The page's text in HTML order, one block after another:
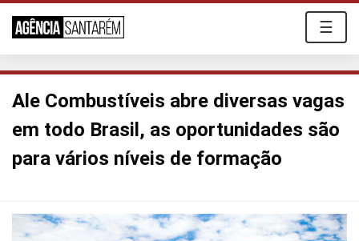
☰
Ale Combustíveis abre diversas vagas
em todo Brasil, as oportunidades são
para vários níveis de formação